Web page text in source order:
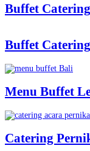
Buffet
Buffet
Menu Buffet
Catering